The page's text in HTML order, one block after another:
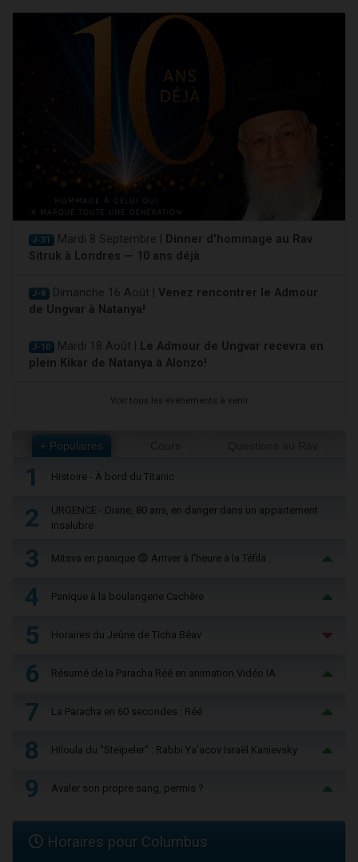
J-31 Mardi 8 Septembre |
Dinner d'hommage au Rav
Sitruk à Londres — 10 ans déjà
J-8 Dimanche 16 Août | Venez rencontrer le Admour
de Ungvar à Natanya!
J-10 Mardi 18 Août |
Le Admour de Ungvar recevra en
plein Kikar de Natanya à Alonzo!
Voir tous les événements à venir
+ Populaires
1 Histoire - À bord du Titanic
2
URGENCE - Diane, 80 ans, en danger dans un appartement
insalubre
3 Mitsva en panique 😨 Arriver à l'heure à la Téfila
4 Panique à la boulangerie Cachère
5 Horaires du Jeûne de Ticha Béav
6 Résumé de la Paracha Réé en animation Vidéo IA
7 La Paracha en 60 secondes : Réé
8 Hiloula du "Steïpeler" : Rabbi Ya’acov Israël Kanievsky
9 Avaler son propre sang, permis ?
Horaires pour Columbus